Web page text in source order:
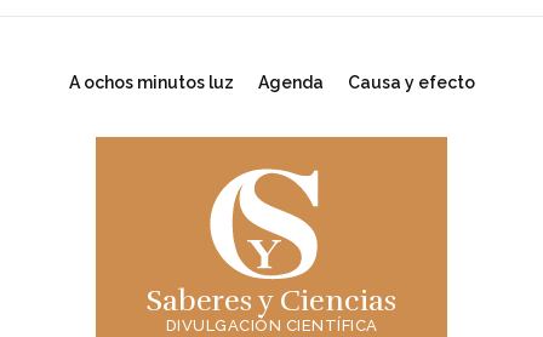
A ochos minutos luz Agenda Causa y efecto
Saberes y Ciencias
DIVULGACIÓN CIENTÍFICA